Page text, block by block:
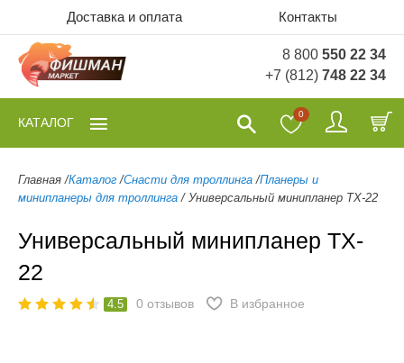
Доставка и оплата Контакты
8 800 550 22 34
+7 (812) 748 22 34
0
КАТАЛОГ
Главная /Каталог /Снасти для троллинга /Планеры и
минипланеры для троллинга / Универсальный минипланер TX-22
Универсальный минипланер TX-
22
4.5 0 отзывов В избранное